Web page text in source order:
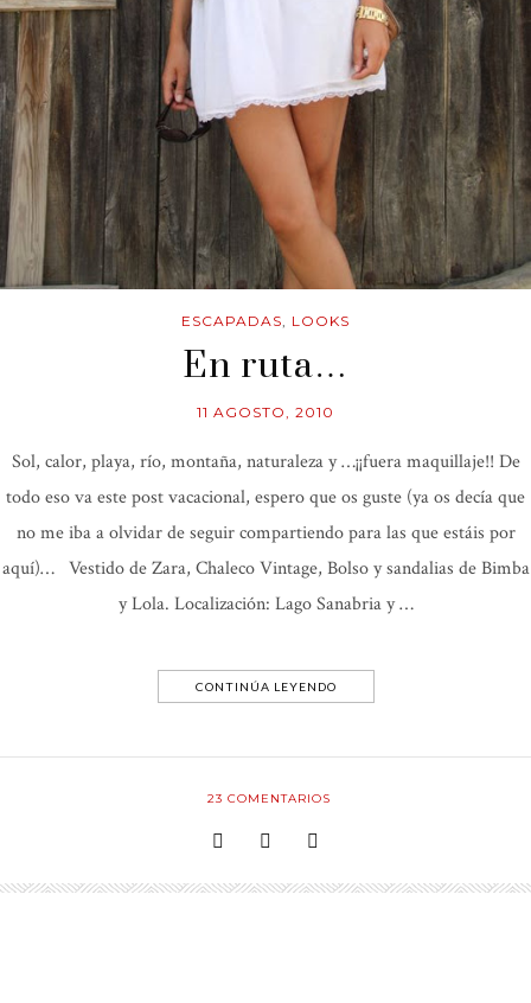
ESCAPADAS LOOKS
En ruta…
11 AGOSTO, 2010
Sol, calor, playa, río, montaña, naturaleza y …¡¡fuera maquillaje!! De
todo eso va este post vacacional, espero que os guste (ya os decía que
no me iba a olvidar de seguir compartiendo para las que estáis por
aquí)… Vestido de Zara, Chaleco Vintage, Bolso y sandalias de Bimba
y Lola. Localización: Lago Sanabria y …
CONTINÚA LEYENDO
23 COMENTARIOS